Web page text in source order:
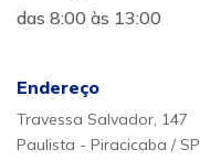
das 8:00 às 13:00
Endereço
Travessa Salvador, 147
Paulista - Piracicaba / SP